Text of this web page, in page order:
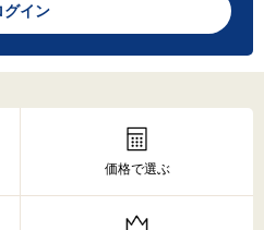
グイン
価格で選ぶ